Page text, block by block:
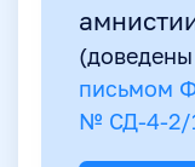
письмом
№ СД-4-2/